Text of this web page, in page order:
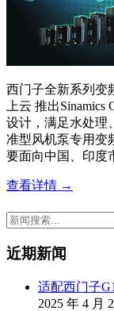
西门子全新系列变
上云 推出
设计，满足水处理
准型风机泵专用变
要面向中国、印度
查看详情 →
近期新闻
适配西门子
2025 年 4 月